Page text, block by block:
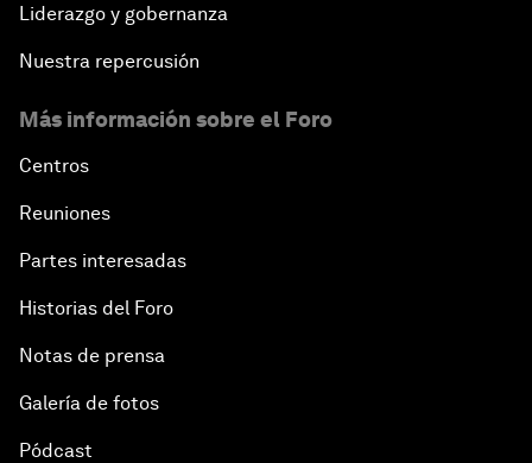
Liderazgo y gobernanza
Nuestra repercusión
Más información sobre el Foro
Centros
Reuniones
Partes interesadas
Historias del Foro
Notas de prensa
Galería de fotos
Pódcast